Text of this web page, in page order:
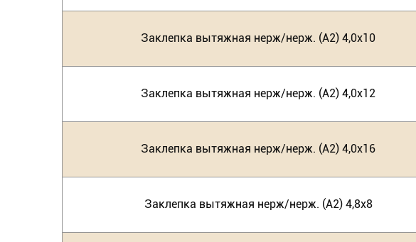
Заклепка вытяжная нерж/нерж. (А2) 4,0х10
Заклепка вытяжная нерж/нерж. (А2) 4,0х12
Заклепка вытяжная нерж/нерж. (А2) 4,0х16
Заклепка вытяжная нерж/нерж. (А2) 4,8х8